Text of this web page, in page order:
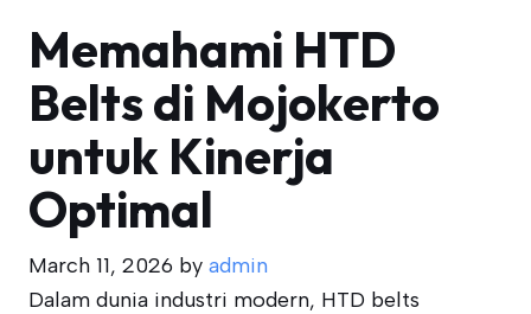
Memahami HTD
Belts di Mojokerto
untuk Kinerja
Optimal
March 11, 2026 by admin
Dalam dunia industri modern, HTD belts